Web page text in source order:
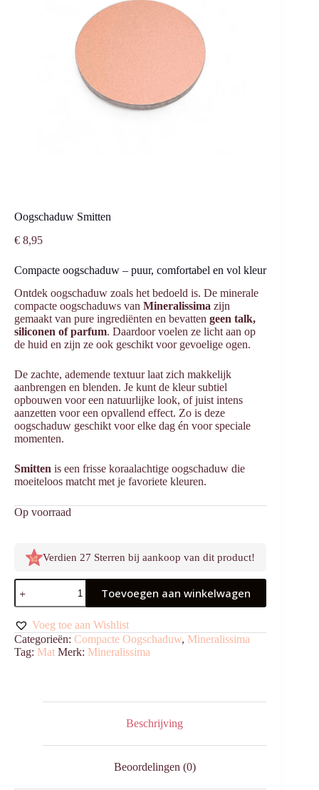
Oogschaduw Smitten
€ 8,95
Compacte oogschaduw – puur, comfortabel en vol kleur
Ontdek oogschaduw zoals het bedoeld is. De minerale
compacte oogschaduws van Mineralissima zijn
gemaakt van pure ingrediënten en bevatten geen talk,
siliconen of parfum. Daardoor voelen ze licht aan op
de huid en zijn ze ook geschikt voor gevoelige ogen.
De zachte, ademende textuur laat zich makkelijk
aanbrengen en blenden. Je kunt de kleur subtiel
opbouwen voor een natuurlijke look, of juist intens
aanzetten voor een opvallend effect. Zo is deze
oogschaduw geschikt voor elke dag én voor speciale
momenten.
Smitten is een frisse koraalachtige oogschaduw die
moeiteloos matcht met je favoriete kleuren.
Op voorraad
Verdien 27 Sterren bij aankoop van dit product!
Oogschaduw
Smitten
aantal
Toevoegen aan winkelwagen
Voeg toe aan Wishlist
Categorieën: Compacte Oogschaduw, Mineralissima
Tag: Mat Merk: Mineralissima
Beschrijving
Beoordelingen (0)